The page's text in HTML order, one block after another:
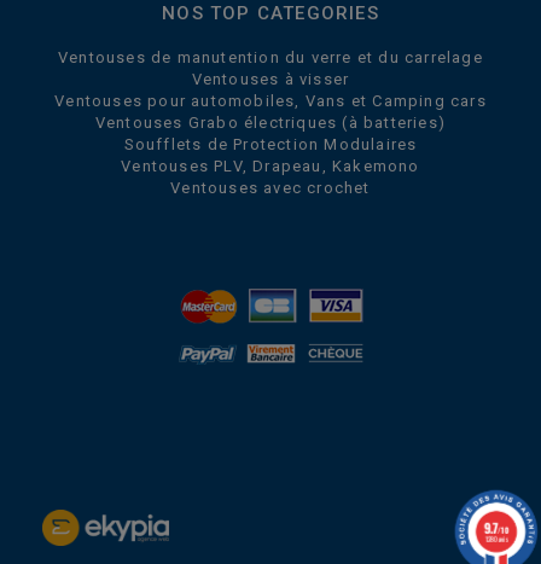
NOS TOP CATEGORIES
Ventouses de manutention du verre et du carrelage
Ventouses à visser
Ventouses pour automobiles, Vans et Camping cars
Ventouses Grabo électriques (à batteries)
Soufflets de Protection Modulaires
Ventouses PLV, Drapeau, Kakemono
Ventouses avec crochet
9.7/10
1280 avis